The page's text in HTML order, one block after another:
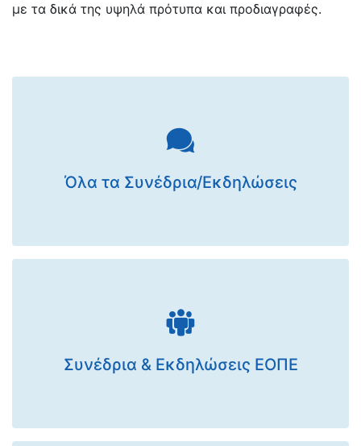
με τα δικά της υψηλά πρότυπα και προδιαγραφές.
Όλα τα Συνέδρια/Εκδηλώσεις
Συνέδρια & Εκδηλώσεις ΕΟΠΕ